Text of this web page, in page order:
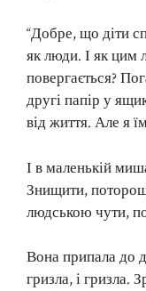
“Добре, що діти
як люди. І як цим
повергається?
другі папір у
від життя. Але я
І в маленькій
Знищити,
людською чути,
Вона припала до
гризла, і гризла.